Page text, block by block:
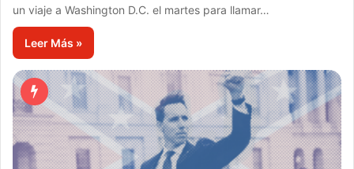
un viaje a Washington D.C. el martes para llamar…
Leer Más »